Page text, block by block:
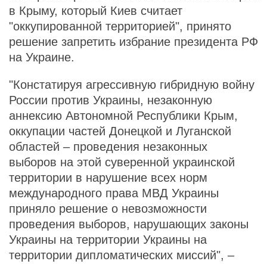
в Крыму, который Киев считает
"оккупированной территорией", принято
решение запретить избрание президента РФ
на Украине.
"Констатируя агрессивную гибридную войну
России против Украины, незаконную
аннексию Автономной Республики Крым,
оккупации частей Донецкой и Луганской
областей – проведения незаконных
выборов на этой суверенной украинской
территории в нарушение всех норм
международного права МВД Украины
приняло решение о невозможности
проведения выборов, нарушающих законы
Украины на территории Украины на
территории дипломатических миссий", –